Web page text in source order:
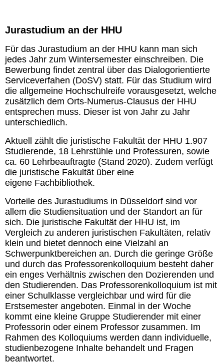
Jurastudium an der HHU
Für das Jurastudium an der HHU kann man sich
jedes Jahr zum Wintersemester einschreiben. Die
Bewerbung findet zentral über das Dialogorientierte
Serviceverfahen (DoSV) statt. Für das Studium wird
die allgemeine Hochschulreife vorausgesetzt, welche
zusätzlich dem Orts-Numerus-Clausus der HHU
entsprechen muss. Dieser ist von Jahr zu Jahr
unterschiedlich.
Aktuell zählt die juristische Fakultät der HHU 1.907
Studierende, 18 Lehrstühle und Professuren, sowie
ca. 60 Lehrbeauftragte (Stand 2020). Zudem verfügt
die juristische Fakultät über eine
eigene Fachbibliothek.
Vorteile des Jurastudiums in Düsseldorf sind vor
allem die Studiensituation und der Standort an für
sich. Die juristische Fakultät der HHU ist, im
Vergleich zu anderen juristischen Fakultäten, relativ
klein und bietet dennoch eine Vielzahl an
Schwerpunktbereichen an. Durch die geringe Größe
und durch das Professorenkolloquium besteht daher
ein enges Verhältnis zwischen den Dozierenden und
den Studierenden. Das Professorenkolloquium ist mit
einer Schulklasse vergleichbar und wird für die
Erstsemester angeboten. Einmal in der Woche
kommt eine kleine Gruppe Studierender mit einer
Professorin oder einem Professor zusammen. Im
Rahmen des Kolloquiums werden dann individuelle,
studienbezogene Inhalte behandelt und Fragen
beantwortet.